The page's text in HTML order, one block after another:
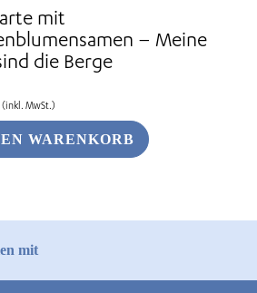
mit
– Meine
die Berge
(inkl. MwSt.)
WARENKORB
mit